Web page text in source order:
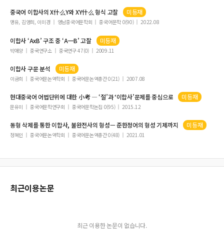
对外汉字教学中元语言意识的培养
汉魏六朝小说艺术技巧浅析
秦石刻文字의 演變과 特徵에 대한 考察
중국인문과학 제53집 목차
韩国学生汉语动宾式离合词教学习得研究
중국 독립다큐멘터리의 제작, 전파 네트워크와 ‘독립’의 함의
중국어 이합사의 X什么Y와 XY什么 형식 고찰 미등재
맹유, 김영희, 이미경 영남중국어문학회 중국어문학 0(90) 2022.08
이합사‘AxB’ 구조 중 ‘A一B’ 고찰 미등재
박애양 중국연구소 중국연구 47(0) 2009.11
이합사구문 분석 미등재
이금희 중국어문논역학회 중국어문논역총간 0(21) 2007.08
현대중국어 어법단위에 대한 小考 ― ‘절’과 ‘이합사’문제를 중심으로 미등재
문유미 중국어문학연구회 중국어문학논집 0(95) 2015.12
동형 삭제를 통한이합사, 불완전사의 형성— 준한정어의 형성 기제까지 미등재
정혜인 중국어문논역학회 중국어문논역총간 0(48) 2021.01
최근이용논문
최근 이용한 논문이 없습니다.